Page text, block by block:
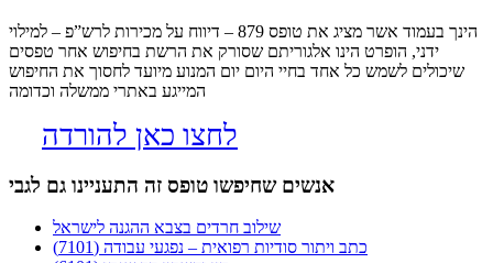
הינך בעמוד אשר מציג את טופס 879 – דיווח על מכירות לרש”פ – למילוי
ידני, הופרט הינו אלגוריתם שסורק את הרשת בחיפוש אחר טפסים
שיכולים לשמש כל אחד בחיי היום יום המנוע מיועד לחסוך את החיפוש
המייגע באתרי ממשלה וכדומה
לחצו כאן להורדה
אנשים שחיפשו טופס זה התעניינו גם לגבי
שילוב חרדים בצבא ההגנה לישראל
כתב ויתור סודיות רפואית – נפגעי עבודה (7101)